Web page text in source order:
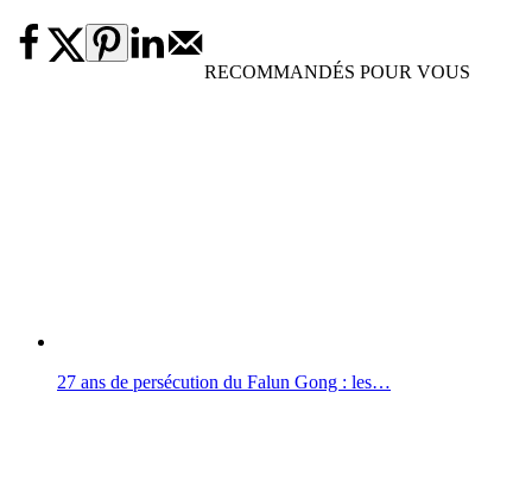
RECOMMANDÉS POUR VOUS
27 ans de persécution du Falun Gong : les…